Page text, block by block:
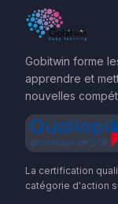
Gobitwin forme
apprendre et
nouvelles
La certification
catégorie d'action